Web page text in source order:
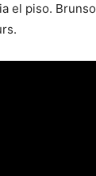
el piso.